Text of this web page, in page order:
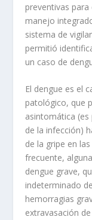
preventivas
manejo
sistema de
permitió
un caso de
El dengue es el
patológico, que
asintomática
de la infección)
de la gripe en
frecuente,
dengue grave,
indeterminado
hemorragias
extravasación